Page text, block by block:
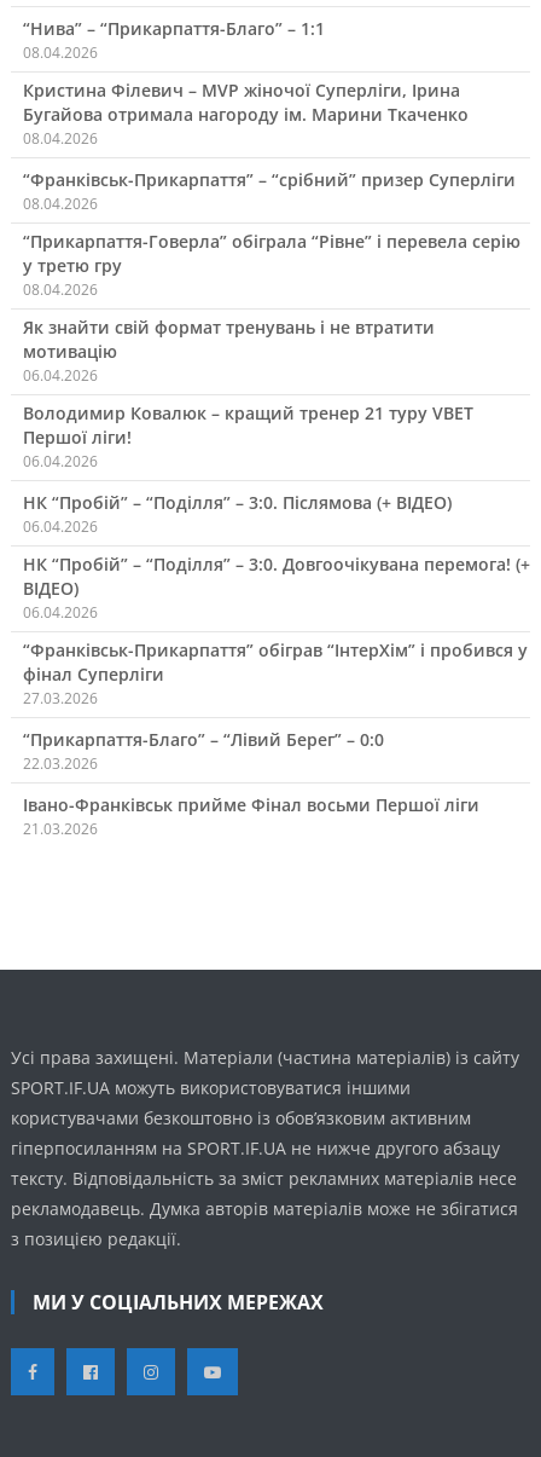
“Нива” – “Прикарпаття-Благо” – 1:1
08.04.2026
Кристина Філевич – MVP жіночої Суперліги, Ірина
Бугайова отримала нагороду ім. Марини Ткаченко
08.04.2026
“Франківськ-Прикарпаття” – “срібний” призер Суперліги
08.04.2026
“Прикарпаття-Говерла” обіграла “Рівне” і перевела серію
у третю гру
08.04.2026
Як знайти свій формат тренувань і не втратити
мотивацію
06.04.2026
Володимир Ковалюк – кращий тренер 21 туру VBET
Першої ліги!
06.04.2026
НК “Пробій” – “Поділля” – 3:0. Післямова (+ ВІДЕО)
06.04.2026
НК “Пробій” – “Поділля” – 3:0. Довгоочікувана перемога! (+
ВІДЕО)
06.04.2026
“Франківськ-Прикарпаття” обіграв “ІнтерХім” і пробився у
фінал Суперліги
27.03.2026
“Прикарпаття-Благо” – “Лівий Берег” – 0:0
22.03.2026
Івано-Франківськ прийме Фінал восьми Першої ліги
21.03.2026
Усі права захищені. Матеріали (частина матеріалів) із сайту
SPORT.IF.UA можуть використовуватися іншими
користувачами безкоштовно із обов’язковим активним
гіперпосиланням на SPORT.IF.UA не нижче другого абзацу
тексту. Відповідальність за зміст рекламних матеріалів несе
рекламодавець. Думка авторів матеріалів може не збігатися
з позицією редакції.
МИ У СОЦІАЛЬНИХ МЕРЕЖАХ